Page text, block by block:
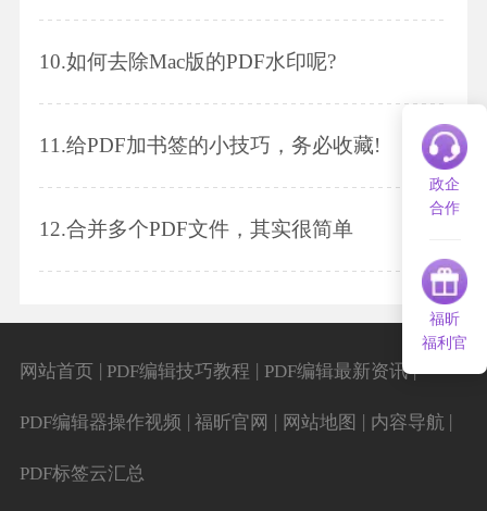
10.如何去除Mac版的PDF水印呢?
11.给PDF加书签的小技巧，务必收藏!
12.合并多个PDF文件，其实很简单
政企
合作
福昕
福利官
网站首页 PDF编辑技巧教程 PDF编辑最新资讯 |
PDF编辑器操作视频 福昕官网 网站地图 内容导航
PDF标签云汇总